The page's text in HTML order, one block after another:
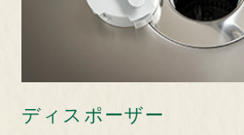
ディスポーザー